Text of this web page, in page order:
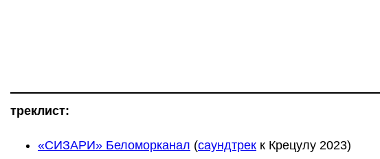
треклист:
«СИЗАРИ» Беломорканал (саундтрек к Крецулу 2023)